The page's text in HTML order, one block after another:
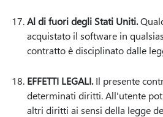
Al di fuori degli Stati Uniti.
acquistato il software in
contratto è disciplinato dalle
EFFETTI LEGALI.Il presente
determinati diritti. All'utente
altri diritti ai sensi della legge